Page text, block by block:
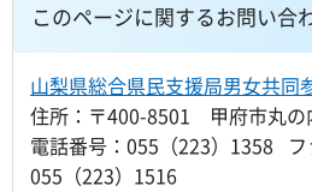
このページに関するお問い合
山梨県総合県民支援局男女共同
住所：〒400-8501 甲府市丸の
電話番号：055（223）1358 フ
055（223）1516